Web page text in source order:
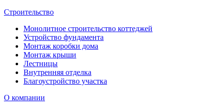
Строительство
Монолитное строительство коттеджей
Устройство фундамента
Монтаж коробки дома
Монтаж крыши
Лестницы
Внутренняя отделка
Благоустройство участка
О компании